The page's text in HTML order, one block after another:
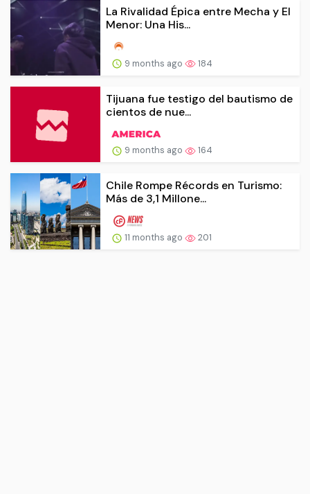
La Rivalidad Épica entre Mecha y El
Menor: Una His...
9 months ago 184
Tijuana fue testigo del bautismo de
cientos de nue...
9 months ago 164
Chile Rompe Récords en Turismo:
Más de 3,1 Millone...
11 months ago 201